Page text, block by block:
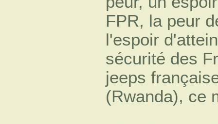
FPR, la peur
l'espoir
sécurité des
jeeps
(Rwanda), ce